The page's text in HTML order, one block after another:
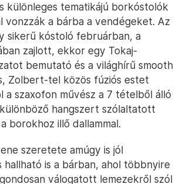
különleges tematikájú borkóstolók
vonzzák a bárba a vendégeket. Az
sikerű kóstoló februárban, a
zajlott, ekkor egy Tokaj-
bemutató és a világhírű smooth
Zolbert-tel közös fúziós estet
a szaxofon művész a 7 tételből álló
hangszert szólaltatott
borokhoz illő dallammal.
szeretete amúgy is jól
hallható is a bárban, ahol többnyire
válogatott lemezekről szól